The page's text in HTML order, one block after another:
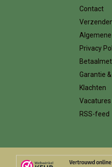
Contact
Privacy
Garantie
Klachten
Vacatures
RSS-feed